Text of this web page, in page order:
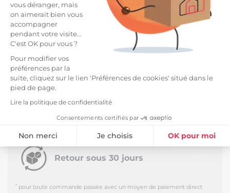
vous déranger, mais
on aimerait bien vous
accompagner
pendant votre visite...
C'est OK pour vous ?
Pour modifier vos
préférences par la
suite, cliquez sur le lien 'Préférences de cookies' situé dans le
pied de page.
Lire la politique de confidentialité
Consentements certifiés par
Non merci Je choisis OK pour moi
Axeptio consent
Plateforme de Gestion du Consentement : Personnalisez vos
Notre plateforme vous permet d'adapter et de gérer vos
Dimensions : Ø65 x H100 cm.
LIVRAISON ET RETOURS
Livraison Standard -9,99 €
Estimée à partir du
Livraison en journée au pied du camion - Hors
Retrait Dépôt (33650) -
Retrait à notre entrepôt de La Brède (33) - du
lundi au vendredi
Retour sous 30 jours
* pour toute commande passée avec un moyen de paiement direct